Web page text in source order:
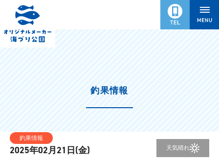
釣果情報
釣果情報
2025年02月21日(金) 天気晴れ